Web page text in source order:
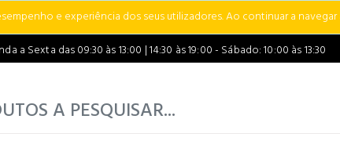
e experiência dos seus utilizadores. Ao continuar a
a Sexta das 09:30 às 13:00 | 14:30 às 19:00 - Sábado: 10:00 às 13:30